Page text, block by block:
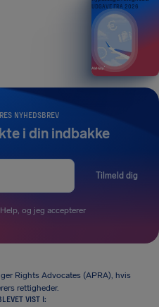
NYHEDSBREV
i din indbakke
Tilmeld dig
og jeg accepterer
UDGAVE FRA 2026
Rights Advocates (APRA), hvis
rettigheder.
VIST I: